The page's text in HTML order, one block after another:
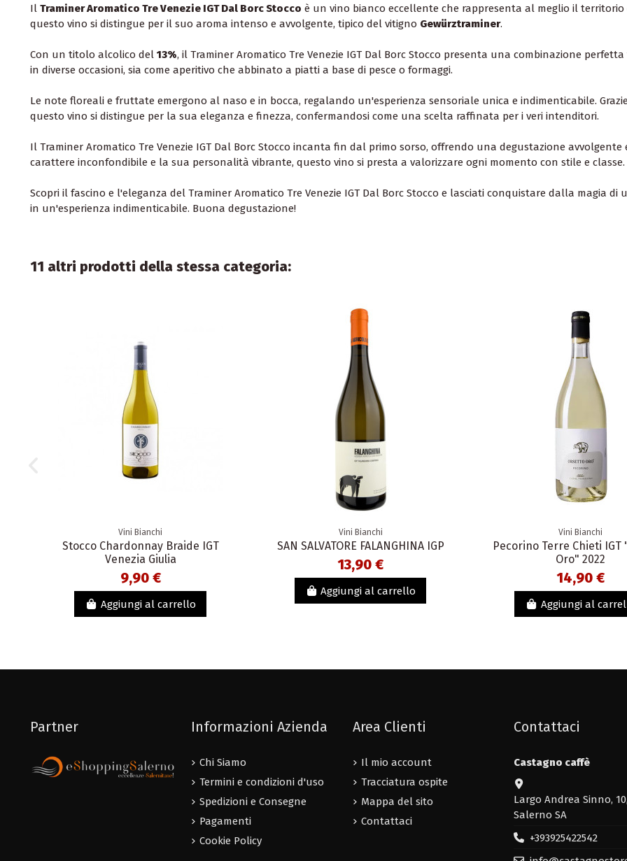
IlTraminer Aromatico Tre Venezie IGT Dal Borc Stocco è un vino bianco eccellente che rappresenta al meglio il territorio
questo vino si distingue per il suo aroma intenso e avvolgente, tipico del vitigno Gewürztraminer.
Con un titolo alcolico del13%, il Traminer Aromatico Tre Venezie IGT Dal Borc Stocco presenta una combinazione
in diverse occasioni, sia come aperitivo che abbinato a piatti a base di pesce o formaggi.
Le note floreali e fruttate emergono al naso e in bocca, regalando un'esperienza sensoriale unica e indimenticabile.
questo vino si distingue per la sua eleganza e finezza, confermandosi come una scelta raffinata per i veri intenditori.
Il Traminer Aromatico Tre Venezie IGT Dal Borc Stocco incanta fin dal primo sorso, offrendo una degustazione
carattere inconfondibile e la sua personalità vibrante, questo vino si presta a valorizzare ogni momento con stile e classe.
Scopri il fascino e l'eleganza del Traminer Aromatico Tre Venezie IGT Dal Borc Stocco e lasciati conquistare dalla magia
in un'esperienza indimenticabile. Buona degustazione!
11 altri prodotti della stessa categoria:
Vini Bianchi
Stocco Chardonnay Braide IGT
Venezia Giulia
9,90 €
Aggiungi al carrello
Vini Bianchi
SAN SALVATORE FALANGHINA IGP
13,90 €
Aggiungi al carrello
Vini Bianchi
Pecorino Terre Chieti IGT
Oro" 2022
14,90 €
Aggiungi al
Partner Informazioni Azienda
Chi Siamo
Termini e condizioni d'uso
Spedizioni e Consegne
Pagamenti
Cookie Policy
Area Clienti
Il mio account
Tracciatura ospite
Mappa del sito
Contattaci
Contattaci
Castagno caffè
Largo Andrea Sinno,
Salerno SA
+393925422542